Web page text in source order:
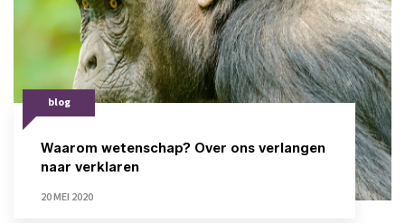
blog
Waarom wetenschap? Over ons verlangen
naar verklaren
20 MEI 2020